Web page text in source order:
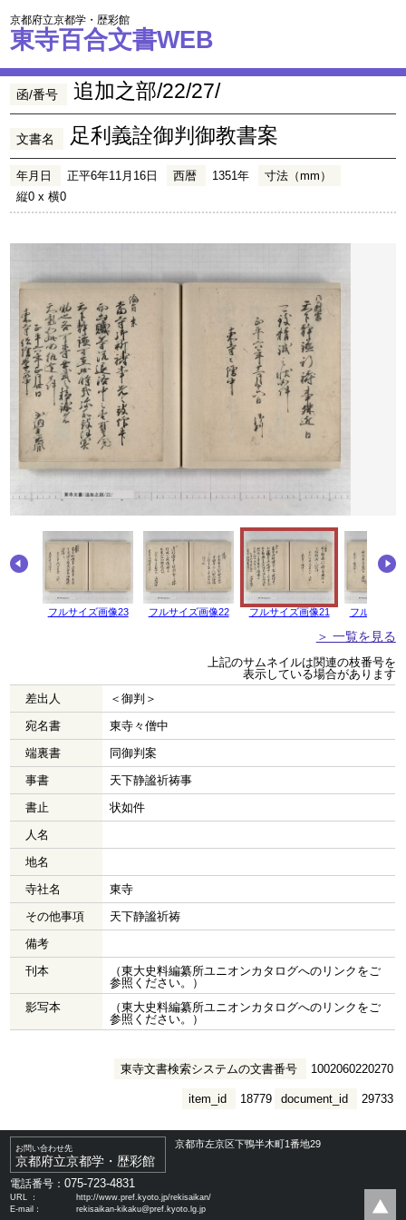
京都府立京都学・歴彩館
東寺百合文書WEB
函/番号 追加之部/22/27/
文書名 足利義詮御判御教書案
年月日 正平6年11月16日 西暦 1351年
寸法（mm）
縦0 x 横0
フルサイズ画像23 フルサイズ画像22 フルサイズ画像21 フルサイズ
＞ 一覧を見る
上記のサムネイルは関連の枝番号を
表示している場合があります
差出人
＜御判＞
宛名書
東寺々僧中
端裏書
同御判案
事書
天下静謐祈祷事
書止
状如件
人名
地名
寺社名
東寺
その他事項
天下静謐祈祷
備考
刊本
（東大史料編纂所ユニオンカタログへのリンクをご
参照ください。）
影写本
（東大史料編纂所ユニオンカタログへのリンクをご
参照ください。）
東寺文書検索システムの文書番号 1002060220270
document_id 29733
item_id 18779
お問い合わせ先
京都府立京都学・歴彩館
京都市左京区下鴨半木町1番地29
電話番号：075-723-4831
URL ：
http://www.pref.kyoto.jp/rekisaikan/
E-mail：
rekisaikan-kikaku@pref.kyoto.lg.jp